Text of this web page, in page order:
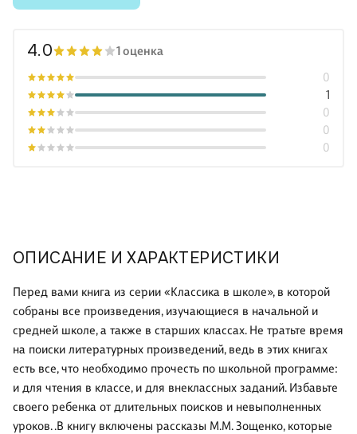
ОПИСАНИЕ И ХАРАКТЕРИСТИКИ
Перед вами книга из серии «Классика в школе», в которой
собраны все произведения, изучающиеся в начальной и
средней школе, а также в старших классах. Не тратьте время
на поиски литературных произведений, ведь в этих книгах
есть все, что необходимо прочесть по школьной программе:
и для чтения в классе, и для внеклассных заданий. Избавьте
своего ребенка от длительных поисков и невыполненных
уроков. .В книгу включены рассказы М.М. Зощенко, которые
4.0 1 оценка
0
0
0
1
0